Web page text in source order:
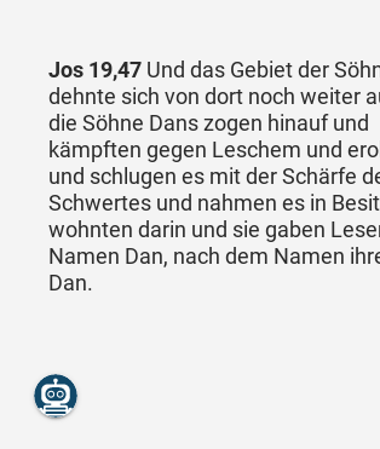
Jos 19,47 Und das Gebiet der
dehnte sich von dort noch weiter
die Söhne Dans zogen hinauf und
kämpften gegen Leschem und
und schlugen es mit der Schärfe
Schwertes und nahmen es in
wohnten darin und sie gaben
Namen Dan, nach dem Namen
Dan.